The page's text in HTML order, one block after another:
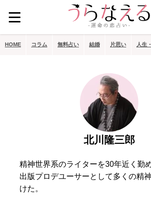
HOME コラム 無料占い 結婚 片思い 人生
北川隆三郎
精神世界系のライターを30年近く勤
出版プロデユーサーとして多くの精
けた。